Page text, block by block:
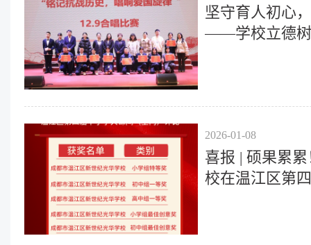
坚守育人初心
——学校立德树
2026-01-08
喜报 | 硕果累
校在温江区第